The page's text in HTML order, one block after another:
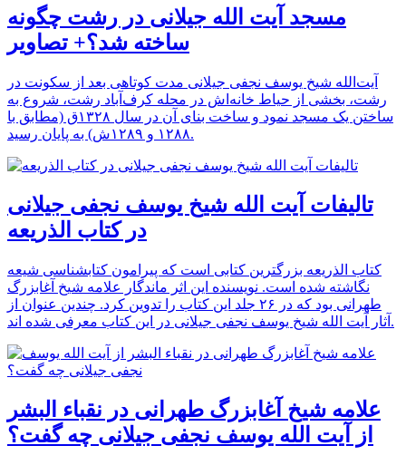
مسجد آیت الله جیلانی در رشت چگونه
ساخته شد؟+ تصاویر
آیت‌الله شیخ یوسف نجفی جیلانی مدت کوتاهی بعد از سکونت در
رشت، بخشی از حیاط خانه‌اش در محله کرف‌آباد رشت، شروع به
ساختن یک مسجد نمود و ساخت بنای آن در سال ۱۳۲۸ق (مطابق با
۱۲۸۸ و ۱۲۸۹ش) به پایان رسید.
تالیفات آیت الله شیخ یوسف نجفی جیلانی
در کتاب الذریعه
کتاب الذریعه بزرگترین کتابی است که پیرامون کتابشناسی شیعه
نگاشته شده است. نویسنده این اثر ماندگار علامه شیخ آغابزرگ
طهرانی بود که در ۲۶ جلد این کتاب را تدوین کرد. چندین عنوان از
آثار آیت الله شیخ یوسف نجفی جیلانی در این کتاب معرفی شده اند.
علامه شیخ آغابزرگ طهرانی در نقباء البشر
از آیت الله یوسف نجفی جیلانی چه گفت؟